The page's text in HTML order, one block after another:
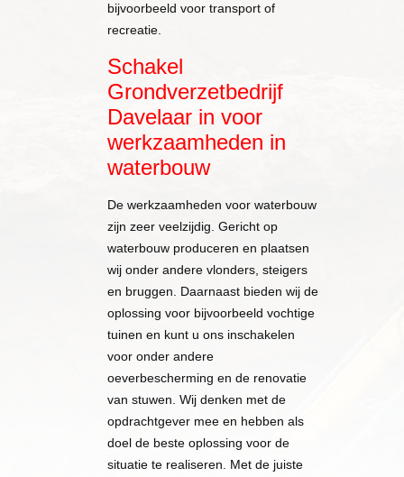
bijvoorbeeld voor transport of
recreatie.
Schakel
Grondverzetbedrijf
Davelaar in voor
werkzaamheden in
waterbouw
De werkzaamheden voor waterbouw
zijn zeer veelzijdig. Gericht op
waterbouw produceren en plaatsen
wij onder andere vlonders, steigers
en bruggen. Daarnaast bieden wij de
oplossing voor bijvoorbeeld vochtige
tuinen en kunt u ons inschakelen
voor onder andere
oeverbescherming en de renovatie
van stuwen. Wij denken met de
opdrachtgever mee en hebben als
doel de beste oplossing voor de
situatie te realiseren. Met de juiste